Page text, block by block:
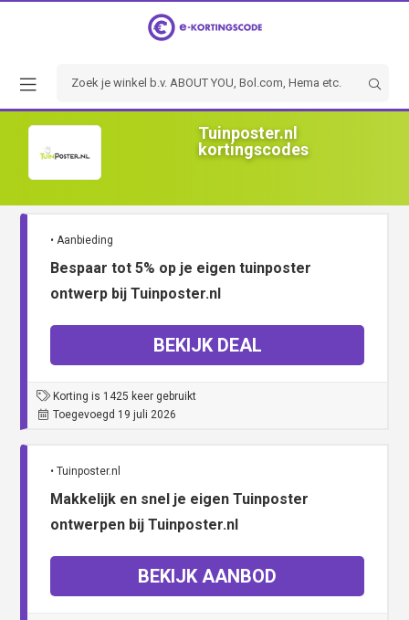
Tuinposter.nl
kortingscodes
• Aanbieding
Bespaar tot 5% op je eigen tuinposter
ontwerp bij Tuinposter.nl
BEKIJK DEAL
Korting is 1425 keer gebruikt
Toegevoegd 19 juli 2026
• Tuinposter.nl
Makkelijk en snel je eigen Tuinposter
ontwerpen bij Tuinposter.nl
BEKIJK AANBOD